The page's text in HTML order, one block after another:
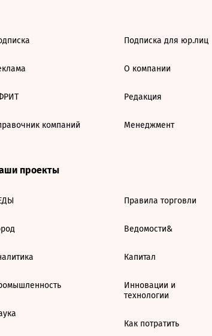
компаний
Подписка для юр.лиц
О компании
Редакция
Менеджмент
проекты
Правила торговли
Ведомости&
Капитал
Инновации и
технологии
Как потратить